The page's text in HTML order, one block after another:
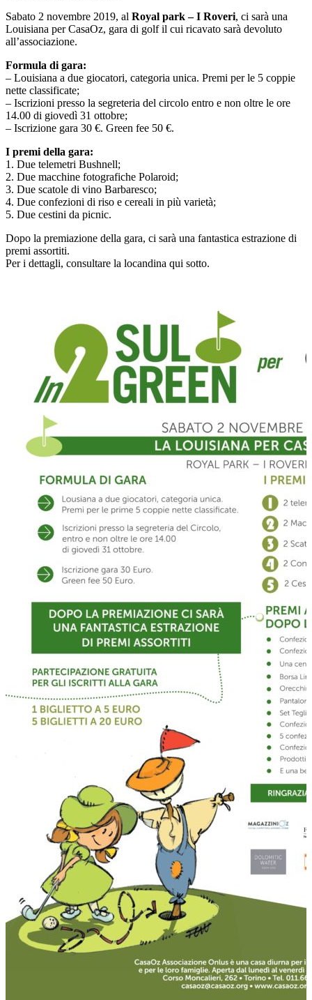
Sabato 2 novembre 2019, al Royal park – I Roveri, ci sarà una
Louisiana per CasaOz, gara di golf il cui ricavato sarà devoluto
all’associazione.
Formula di gara:
– Louisiana a due giocatori, categoria unica. Premi per le 5 coppie
nette classificate;
– Iscrizioni presso la segreteria del circolo entro e non oltre le ore
14.00 di giovedì 31 ottobre;
– Iscrizione gara 30 €. Green fee 50 €.
I premi della gara:
1. Due telemetri Bushnell;
2. Due macchine fotografiche Polaroid;
3. Due scatole di vino Barbaresco;
4. Due confezioni di riso e cereali in più varietà;
5. Due cestini da picnic.
Dopo la premiazione della gara, ci sarà una fantastica estrazione di
premi assortiti.
Per i dettagli, consultare la locandina qui sotto.